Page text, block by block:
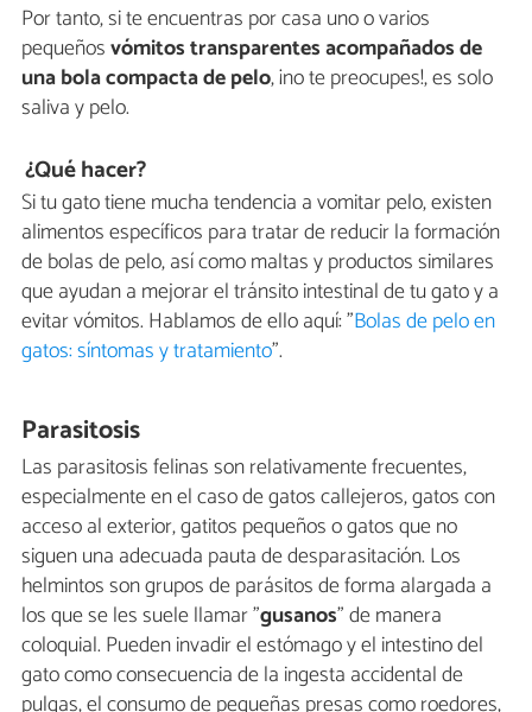
Por tanto, si te encuentras por casa uno o varios
pequeñosvómitos transparentes acompañados de
una bola compacta de pelo, ¡no te preocupes!, es solo
saliva y pelo.
¿Qué hacer?
Si tu gato tiene mucha tendencia a vomitar pelo, existen
alimentos específicos para tratar de reducir la formación
de bolas de pelo, así como maltas y productos similares
que ayudan a mejorar el tránsito intestinal de tu gato y a
evitar vómitos. Hablamos de ello aquí: "Bolas de pelo en
gatos: síntomas y tratamiento".
Parasitosis
Las parasitosis felinas son relativamente frecuentes,
especialmente en el caso de gatos callejeros, gatos con
acceso al exterior, gatitos pequeños o gatos que no
siguen una adecuada pauta de desparasitación. Los
helmintos son grupos de parásitos de forma alargada a
los que se les suele llamar "gusanos" de manera
coloquial. Pueden invadir el estómago y el intestino del
gato como consecuencia de la ingesta accidental de
pulgas, el consumo de pequeñas presas como roedores,